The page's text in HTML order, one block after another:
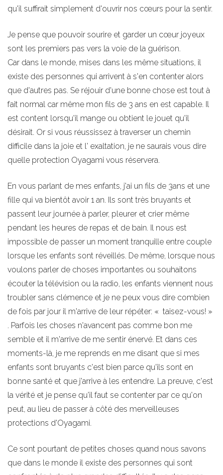
qu'il suffirait simplement d'ouvrir nos cœurs pour la sentir.
Je pense que pouvoir sourire et garder un cœur joyeux
sont les premiers pas vers la voie de la guérison.
Car dans le monde, mises dans les même situations, il
existe des personnes qui arrivent à s'en contenter alors
que d'autres pas. Se réjouir d'une bonne chose est tout à
fait normal car même mon fils de 3 ans en est capable. Il
est content lorsqu'il mange ou obtient le jouet qu'il
désirait. Or si vous réussissez à traverser un chemin
difficile dans la joie et l' exaltation, je ne saurais vous dire
quelle protection Oyagami vous réservera.
En vous parlant de mes enfants, j'ai un fils de 3ans et une
fille qui va bientôt avoir 1 an. Ils sont très bruyants et
passent leur journée à parler, pleurer et crier même
pendant les heures de repas et de bain. Il nous est
impossible de passer un moment tranquille entre couple
lorsque les enfants sont réveillés. De même, lorsque nous
voulons parler de choses importantes ou souhaitons
écouter la télévision ou la radio, les enfants viennent nous
troubler sans clémence et je ne peux vous dire combien
de fois par jour il m'arrive de leur répéter: « taisez-vous! »
. Parfois les choses n'avancent pas comme bon me
semble et il m'arrive de me sentir énervé. Et dans ces
moments-là, je me reprends en me disant que si mes
enfants sont bruyants c'est bien parce qu'ils sont en
bonne santé et que j'arrive à les entendre. La preuve, c'est
la vérité et je pense qu'il faut se contenter par ce qu'on
peut, au lieu de passer à côté des merveilleuses
protections d'Oyagami.
Ce sont pourtant de petites choses quand nous savons
que dans le monde il existe des personnes qui sont